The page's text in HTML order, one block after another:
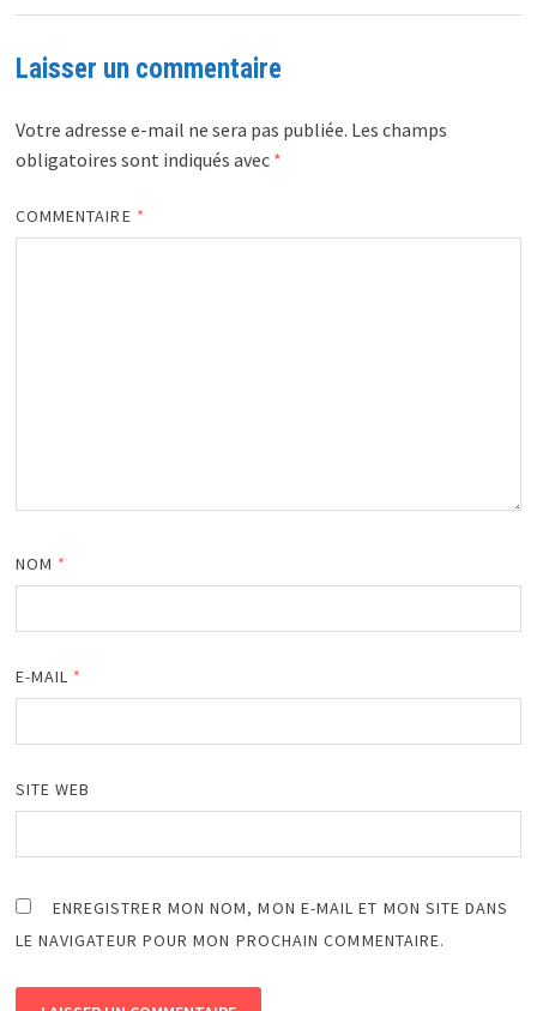
Laisser un commentaire
Votre adresse e-mail ne sera pas publiée. Les champs
obligatoires sont indiqués avec *
COMMENTAIRE *
NOM *
E-MAIL *
SITE WEB
ENREGISTRER MON NOM, MON E-MAIL ET MON SITE DANS
LE NAVIGATEUR POUR MON PROCHAIN COMMENTAIRE.